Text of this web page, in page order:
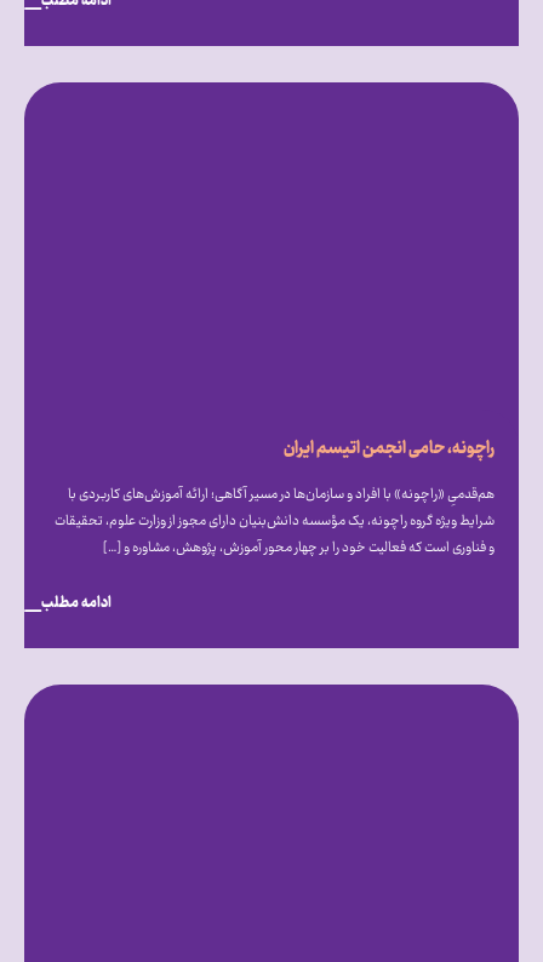
راچونه، حامی انجمن اتیسم ایران
هم‌قدمیِ «راچونه» با افراد و سازمان‌ها در مسیر آگاهی؛ ارائه آموزش‌های کاربردی با
شرایط ویژه گروه راچونه، یک مؤسسه دانش‌بنیان دارای مجوز از وزارت علوم، تحقیقات
و فناوری است که فعالیت خود را بر چهار محور آموزش، پژوهش، مشاوره و […]
ادامه مطلب